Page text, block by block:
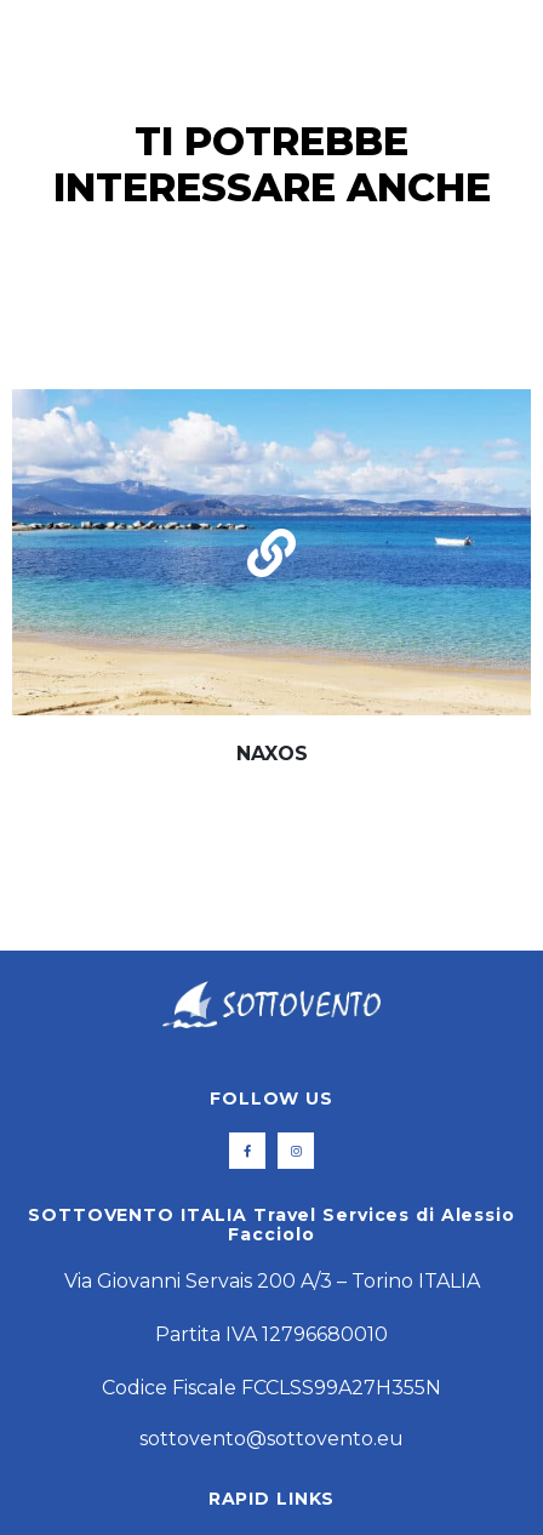
TI POTREBBE
INTERESSARE ANCHE
NAXOS
FOLLOW US
SOTTOVENTO ITALIA Travel Services di Alessio
Facciolo
Via Giovanni Servais 200 A/3 – Torino ITALIA
Partita IVA 12796680010
Codice Fiscale FCCLSS99A27H355N
sottovento@sottovento.eu
RAPID LINKS